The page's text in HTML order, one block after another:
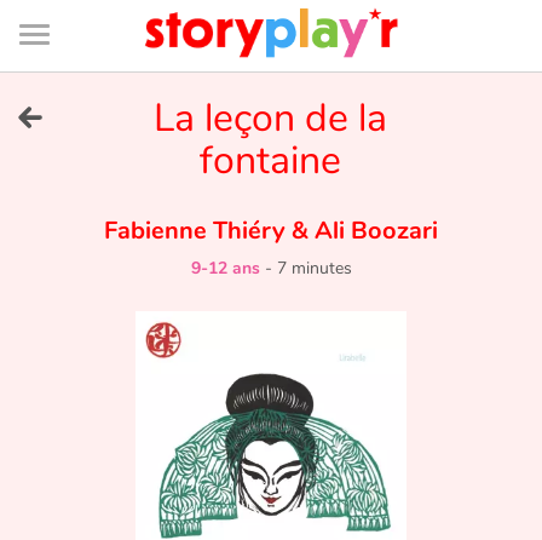
Connexion
Bibliothèque
de
page
Tester gratuitement
Contes d'ici et d'ailleurs
La leçon de la
fontaine
Fabienne Thiéry&Ali Boozari
9-12 ans- 7 minutes